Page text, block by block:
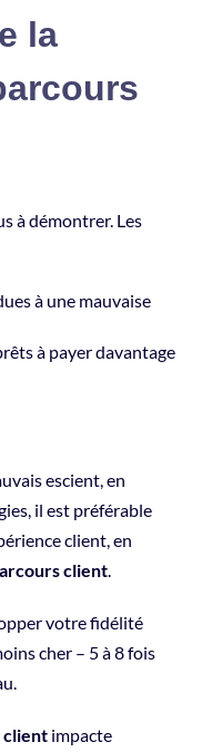
la
à démontrer. Les
à une mauvaise
à payer davantage
escient, en
il est préférable
client, en
client
votre fidélité
cher – 5 à 8 fois
client impacte